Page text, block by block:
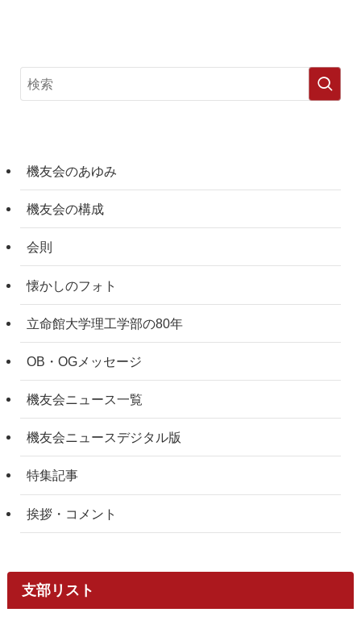
機友会のあゆみ
機友会の構成
会則
懐かしのフォト
立命館大学理工学部の80年
OB・OGメッセージ
機友会ニュース一覧
機友会ニュースデジタル版
特集記事
挨拶・コメント
支部リスト